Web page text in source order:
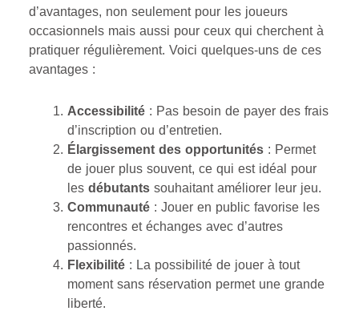
d’avantages, non seulement pour les joueurs
occasionnels mais aussi pour ceux qui cherchent à
pratiquer régulièrement. Voici quelques-uns de ces
avantages :
Accessibilité : Pas besoin de payer des frais
d’inscription ou d’entretien.
Élargissement des opportunités : Permet
de jouer plus souvent, ce qui est idéal pour
les débutants souhaitant améliorer leur jeu.
Communauté : Jouer en public favorise les
rencontres et échanges avec d’autres
passionnés.
Flexibilité : La possibilité de jouer à tout
moment sans réservation permet une grande
liberté.